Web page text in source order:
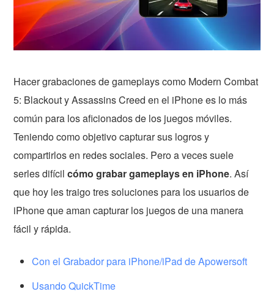
Hacer grabaciones de gameplays como Modern Combat
5: Blackout y Assassins Creed en el iPhone es lo más
común para los aficionados de los juegos móviles.
Teniendo como objetivo capturar sus logros y
compartirlos en redes sociales. Pero a veces suele
serles difícilcómo grabar gameplays en iPhone. Así
que hoy les traigo tres soluciones para los usuarios de
iPhone que aman capturar los juegos de una manera
fácil y rápida.
Con el Grabador para iPhone/iPad de Apowersoft
Usando QuickTime